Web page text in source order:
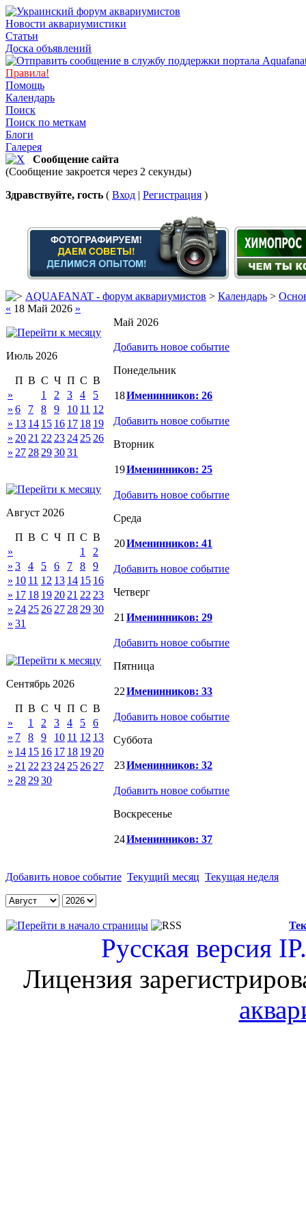
Новости аквариумистики
Статьи
Доска объявлений
Правила!
Помощь
Календарь
Поиск
Поиск по меткам
Блоги
Галерея
Сообщение сайта
(Сообщение закроется через 2 секунды)
Здравствуйте, гость ( Вход | Регистрация )
AQUAFANAT - форум аквариумистов > Календарь >
« 18 Май 2026 »
Июль 2026
П В С Ч П С В
»
1 2 3 4
5
» 6 7 8 9 10 11 12
» 13 14 15 16 17 18 19
» 20 21 22 23 24 25 26
» 27 28 293031
Август 2026
П В С Ч П С В
»
1
2
» 3 4 5 6 7 8
9
» 10 11 12 13 14 15 16
» 17 18 19 20 21 22 23
» 24 25 26 27 28 2930
» 31
Сентябрь 2026
П В С Ч П С В
»
1 2 3 4 5
6
» 7 8 9 10 11 12 13
» 14 15 16 17 18 19 20
» 21 22 23 24 25 26 27
» 28 2930
Май 2026
Добавить новое событие
Понедельник
18Именинников: 26
Добавить новое событие
Вторник
19Именинников: 25
Добавить новое событие
Среда
20Именинников: 41
Добавить новое событие
Четверг
21 Именинников: 29
Добавить новое событие
Пятница
22Именинников: 33
Добавить новое событие
Суббота
23Именинников: 32
Добавить новое событие
Воскресенье
24Именинников: 37
Добавить новое событие Текущий месяц Текущая неделя
Русская версия
Лицензия